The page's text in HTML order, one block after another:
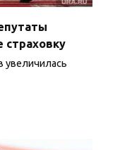
страховку
увеличилась